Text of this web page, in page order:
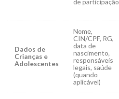
Dados de
Crianças e
Adolescentes
Nome,
CIN/CPF, RG,
data de
nascimento,
responsáveis
legais, saúde
(quando
aplicável)